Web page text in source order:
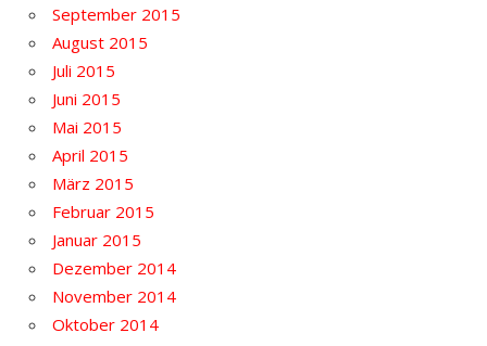
September 2015
August 2015
Juli 2015
Juni 2015
Mai 2015
April 2015
März 2015
Februar 2015
Januar 2015
Dezember 2014
November 2014
Oktober 2014